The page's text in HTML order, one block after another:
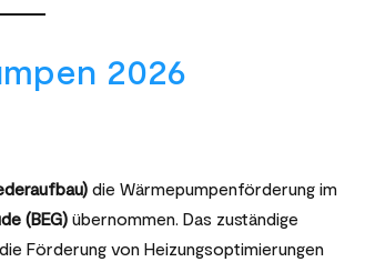
2026
die Wärmepumpenförderung im
(BEG) übernommen. Das zuständige
Förderung von Heizungsoptimierungen